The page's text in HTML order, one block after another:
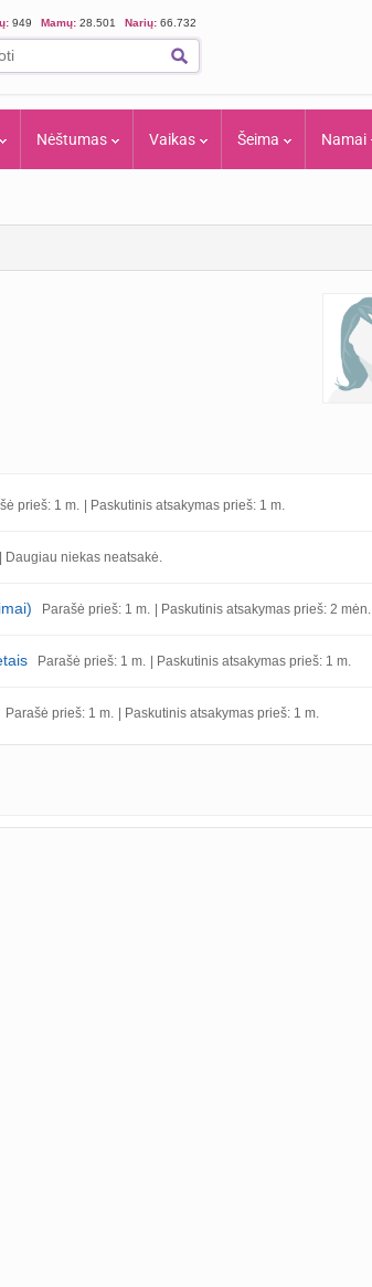
949 Mamų: 28.501 Narių: 66.732
Nėštumas Vaikas Šeima Namai
prieš: 1 m. | Paskutinis atsakymas prieš: 1 m.
| Daugiau niekas neatsakė.
Parašė prieš: 1 m. | Paskutinis atsakymas prieš: 2 mėn.
Parašė prieš: 1 m. | Paskutinis atsakymas prieš: 1 m.
Parašė prieš: 1 m. | Paskutinis atsakymas prieš: 1 m.